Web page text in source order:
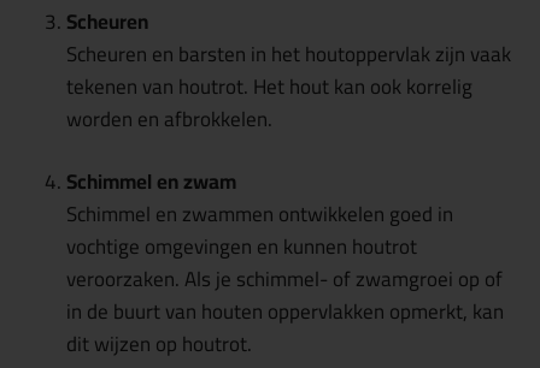
Scheuren
Scheuren en barsten in het houtoppervlak zijn vaak
tekenen van houtrot. Het hout kan ook korrelig
worden en afbrokkelen.
Schimmel en zwam
Schimmel en zwammen ontwikkelen goed in
vochtige omgevingen en kunnen houtrot
veroorzaken. Als je schimmel- of zwamgroei op of
in de buurt van houten oppervlakken opmerkt, kan
dit wijzen op houtrot.